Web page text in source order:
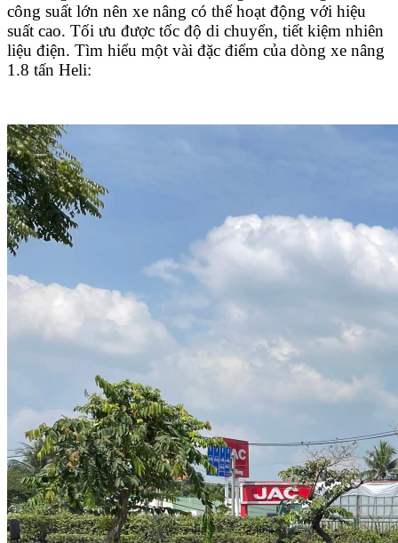
công suất lớn nên xe nâng có thể hoạt động với hiệu
suất cao. Tối ưu được tốc độ di chuyển, tiết kiệm nhiên
liệu điện. Tìm hiểu một vài đặc điểm của dòng xe nâng
1.8 tấn Heli: